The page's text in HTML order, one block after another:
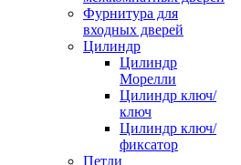
Фурнитура для
входных дверей
Цилиндр
Цилиндр
Морелли
Цилиндр ключ/
ключ
Цилиндр ключ/
фиксатор
Петли